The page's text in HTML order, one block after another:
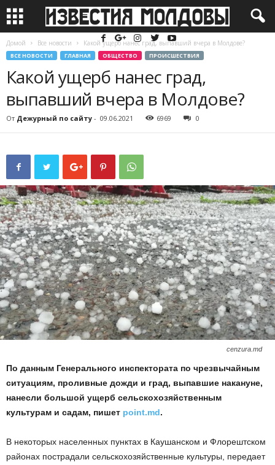
Домой Все новости Какой ущерб нанес град, выпавший вчера в Молдове?
ВСЕ НОВОСТИ ГЛАВНАЯ ОБЩЕСТВО ПРОИСШЕСТВИЯ
Какой ущерб нанес град,
выпавший вчера в Молдове?
От Дежурный по сайту - 09.06.2021 6969 0
cenzura.md
По данным Генерального инспектората по чрезвычайным
ситуациям, проливные дожди и град, выпавшие накануне,
нанесли большой ущерб сельскохозяйственным
культурам и садам, пишет point.md.
В некоторых населенных пунктах в Каушанском и Флорештском
районах пострадали сельскохозяйственные культуры, передает